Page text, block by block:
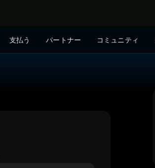
支払う パートナー コミュニティ